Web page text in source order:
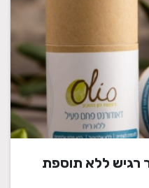
רגיש ללא תוספת